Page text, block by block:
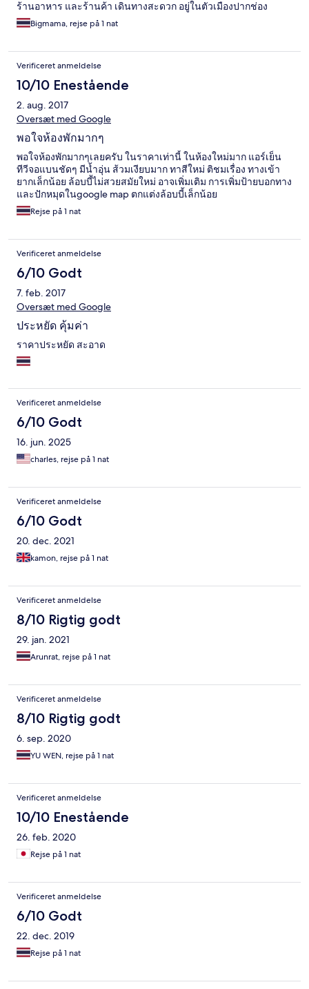
ร้านอาหาร และร้านค้า เดินทางสะดวก อยู่ในตัวเมืองปากช่อง
Bigmama, rejse på 1 nat
Verificeret anmeldelse
10/10 Enestående
2. aug. 2017
Oversæt med Google
พอใจห้องพักมากๆ
พอใจห้องพักมากๆเลยครับ ในราคาเท่านี้ ในห้องใหม่มาก แอร์เย็น
ทีวีจอแบนชัดๆ มีน้ำอุ่น ส้วมเงียบมาก ทาสีใหม่ ติชมเรื่อง ทางเข้า
ยากเล็กน้อย ล้อบบี้ไม่สวยสมัยใหม่ อาจเพิ่มเติม การเพิ่มป้ายบอกทาง
และปักหมุดในgoogle map ตกแต่งล้อบบี้เล็กน้อย
Rejse på 1 nat
Verificeret anmeldelse
6/10 Godt
7. feb. 2017
Oversæt med Google
ประหยัด คุ้มค่า
ราคาประหยัด สะอาด
Verificeret anmeldelse
6/10 Godt
16. jun. 2025
charles, rejse på 1 nat
Verificeret anmeldelse
6/10 Godt
20. dec. 2021
kamon, rejse på 1 nat
Verificeret anmeldelse
8/10 Rigtig godt
29. jan. 2021
Arunrat, rejse på 1 nat
Verificeret anmeldelse
8/10 Rigtig godt
6. sep. 2020
YU WEN, rejse på 1 nat
Verificeret anmeldelse
10/10 Enestående
26. feb. 2020
Rejse på 1 nat
Verificeret anmeldelse
6/10 Godt
22. dec. 2019
Rejse på 1 nat